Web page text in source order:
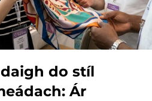
do stíl
Ár